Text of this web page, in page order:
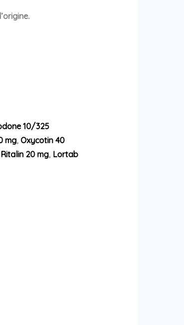
10/325
mg, Oxycotin 40
Ritalin 20 mg, Lortab